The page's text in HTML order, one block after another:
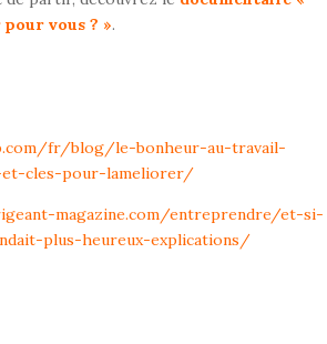
pour vous ? ».
fr/blog/le-bonheur-au-travail-
cles-pour-lameliorer/
magazine.com/entreprendre/et-si-
plus-heureux-explications/